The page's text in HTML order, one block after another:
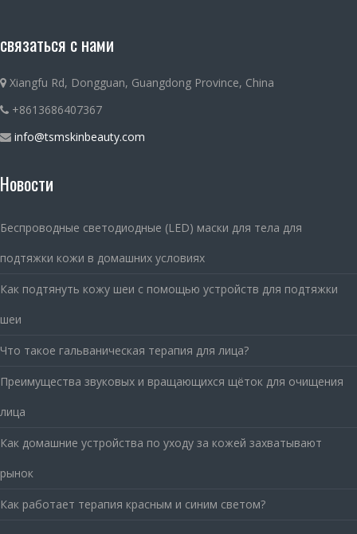
связаться с нами
Xiangfu Rd, Dongguan, Guangdong Province, China
+8613686407367
info@tsmskinbeauty.com
Новости
Беспроводные светодиодные (LED) маски для тела для
подтяжки кожи в домашних условиях
Как подтянуть кожу шеи с помощью устройств для подтяжки
шеи
Что такое гальваническая терапия для лица?
Преимущества звуковых и вращающихся щёток для очищения
лица
Как домашние устройства по уходу за кожей захватывают
рынок
Как работает терапия красным и синим светом?